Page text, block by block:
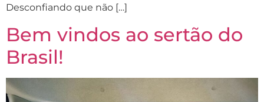
Desconfiando que não […]
Bem vindos ao sertão do
Brasil!